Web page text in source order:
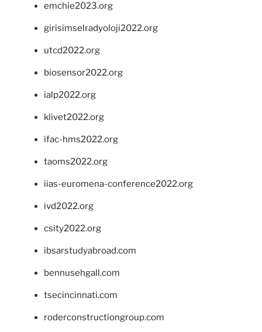
emchie2023.org
girisimselradyoloji2022.org
utcd2022.org
biosensor2022.org
ialp2022.org
klivet2022.org
ifac-hms2022.org
taoms2022.org
iias-euromena-conference2022.org
ivd2022.org
csity2022.org
ibsarstudyabroad.com
bennusehgall.com
tsecincinnati.com
roderconstructiongroup.com